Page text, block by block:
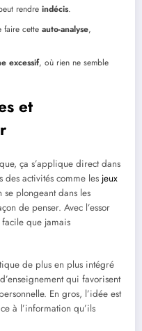
rendre indécis.
faire cette auto-analyse,
excessif, où rien ne semble
et
ça s’applique direct dans
activités comme les jeux
se plongeant dans les
de penser. Avec l’essor
que jamais
de plus en plus intégré
qui favorisent
En gros, l’idée est
à l’information qu’ils